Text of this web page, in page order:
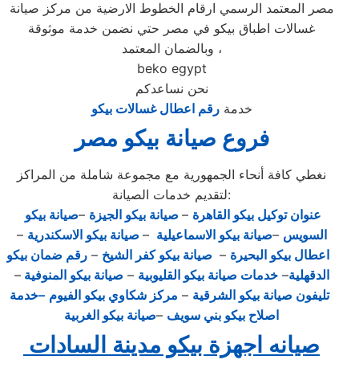
مصر المعتمد الرسمي ارقام الخطوط الارضية من مركز صيانة
غسالات اطباق بيكو في مصر حتي نضمن خدمة موثوقة
وبالضمان المعتمد ،
beko egypt
نحن نساعدكم
خدمةرقم اعطال غسالات بيكو
فروع صيانة بيكو مصر
نغطي كافة أنحاء الجمهورية مع مجموعة شاملة من المراكز
لتقديم خدمات الصيانة:
عنوان توكيل بيكو القاهرة – صيانة بيكو الجيزة –صيانة بيكو
السويس –صيانة بيكو الاسماعيلية – صيانة بيكو الاسكندرية –
اعطال بيكو البحيرة – صيانة بيكو كفر الشيخ – رقم ضمان بيكو
الدقهلية–خدمات صيانة بيكو القليوبية – صيانة بيكو المنوفية–
تليفون صيانة بيكو الشرقية – مركز شكاوي بيكو الفيوم –خدمة
اصلاح بيكو بني سويف –صيانة بيكو الغربية
صيانه اجهزة بيكو مدينة السادات